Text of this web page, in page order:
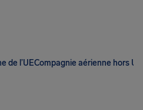
de l’UECompagnie aérienne hors UE